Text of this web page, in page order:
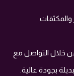
والمكثفات
خلال التواصل مع
بجودة عالية.